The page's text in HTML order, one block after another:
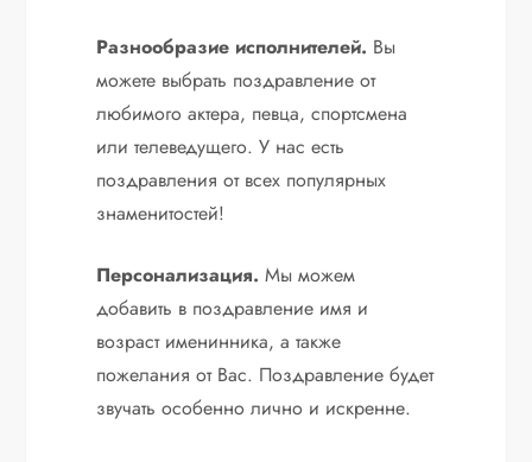
Разнообразие исполнителей. Вы
можете выбрать поздравление от
любимого актера, певца, спортсмена
или телеведущего. У нас есть
поздравления от всех популярных
знаменитостей!
Персонализация. Мы можем
добавить в поздравление имя и
возраст именинника, а также
пожелания от Вас. Поздравление будет
звучать особенно лично и искренне.